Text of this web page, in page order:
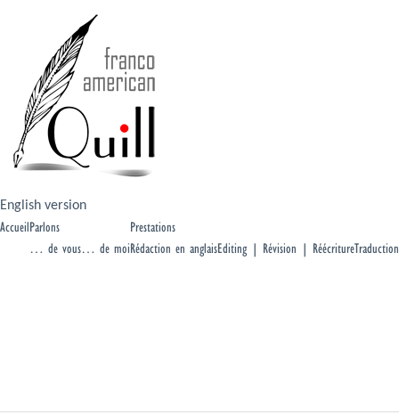
English version
AccueilParlons
… de vous… de moi
Prestations
Rédaction en anglaisEditing | Révision | Réécriture